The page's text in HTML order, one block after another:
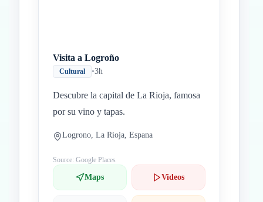
Visita a Logroño
Cultural •3h
Descubre la capital de La Rioja, famosa
por su vino y tapas.
Logrono, La Rioja, Espana
Source: Google Places
Maps Videos